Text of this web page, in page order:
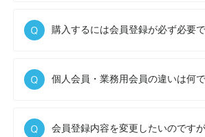
購入するには会員登録が必ず必要
個人会員・業務用会員の違いは何
会員登録内容を変更したいのですが